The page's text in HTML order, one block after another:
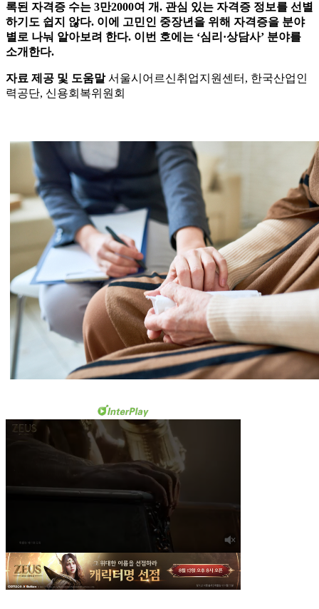
록된 자격증 수는 3만2000여 개. 관심 있는 자격증 정보를 선별
하기도 쉽지 않다. 이에 고민인 중장년을 위해 자격증을 분야
별로 나눠 알아보려 한다. 이번 호에는 ‘심리·상담사’ 분야를
소개한다.
자료 제공 및 도움말서울시어르신취업지원센터, 한국산업인
력공단, 신용회복위원회